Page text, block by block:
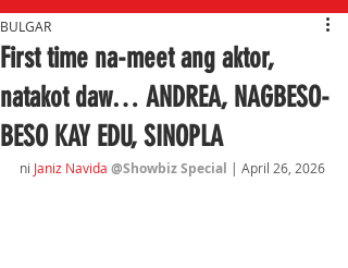
First time na-meet ang aktor,
natakot daw… ANDREA, NAGBESO-
BESO KAY EDU, SINOPLA
BULGAR
ni Janiz Navida @Showbiz Special | April 26 , 2026